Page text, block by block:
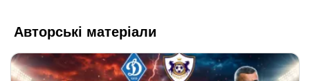
Авторські матеріали